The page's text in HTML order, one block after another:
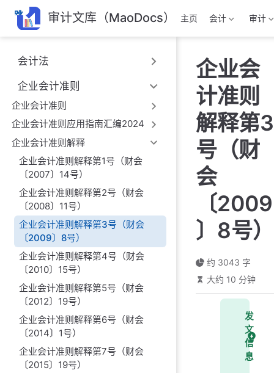
跳
至
主
內
容
审计文库（MaoDocs） 主页 会计 审计
会计法
企业会计准则
企业会计准则
企业会计准则应用指南汇编2024
企业会计准则解释
企业会计准则解释第1号（财会
〔2007〕14号）
企业会计准则解释第2号（财会
〔2008〕11号）
企业会计准则解释第3号（财会
〔2009〕8号）
企业会计准则解释第4号（财会
〔2010〕15号）
企业会计准则解释第5号（财会
〔2012〕19号）
企业会计准则解释第6号（财会
〔2014〕1号）
企业会计准则解释第7号（财会
〔2015〕19号）
企业会
计准则
解释第3
号（财
会
〔2009
〕8号）
约 3043 字
大约 10 分钟
发
文
信
息